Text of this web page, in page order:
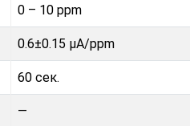
0 – 10 ppm
0.6±0.15 µA/ppm
60 сек.
—